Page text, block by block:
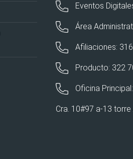
Eventos
Área
Afiliaciones:
Producto: 322
Oficina
Cra. 10#97 a-13